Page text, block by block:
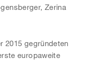
Zerina
2015 gegründeten
europaweite